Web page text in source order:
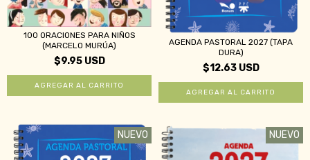
100 ORACIONES PARA NIÑOS
(MARCELO MURÚA)
$9.95 USD
AGENDA PASTORAL 2027 (TAPA
DURA)
$12.63 USD
NUEVO NUEVO